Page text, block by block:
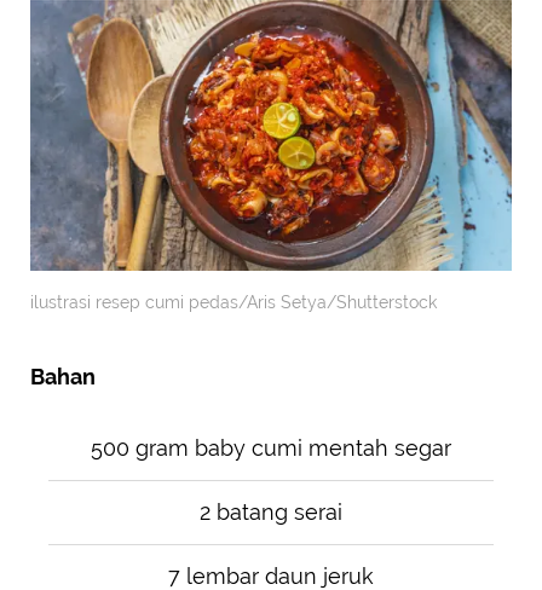
ilustrasi resep cumi pedas/Aris Setya/Shutterstock
Bahan
500 gram baby cumi mentah segar
2 batang serai
7 lembar daun jeruk